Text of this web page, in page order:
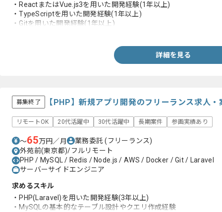
・ReactまたはVue.js3を用いた開発経験(1年以上)
・TypeScriptを用いた開発経験(1年以上)
・Gitを用いた開発経験(1年以上)
詳細を見る
募集終了 【PHP】新規アプリ開発のフリーランス求人・
リモートOK 20代活躍中 30代活躍中 長期案件 参画実績あり
〜65万円／月 業務委託(フリーランス)
外苑前(東京都)/フルリモート
PHP / MySQL / Redis / Node.js / AWS / Docker / Git / Laravel
サーバーサイドエンジニア
求めるスキル
・PHP(Laravel)を用いた開発経験(3年以上)
・MySQLの基本的なテーブル設計やクエリ作成経験